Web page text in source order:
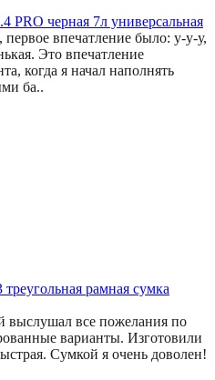
PRO черная 7л универсальная
впечатление было: у-у-у,
Это впечатление
когда я начал наполнять
ба..
рамная сумка
выслушал все пожелания по
варианты. Изготовили
Сумкой я очень доволен!